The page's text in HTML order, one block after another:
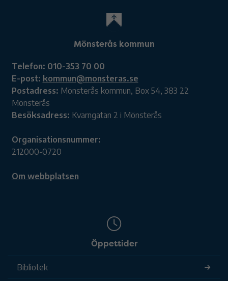
Mönsterås kommun
Telefon: 010-353 70 00
E-post: kommun@monsteras.se
Postadress: Mönsterås kommun, Box 54, 383 22
Mönsterås
Besöksadress: Kvarngatan 2 i Mönsterås
Organisationsnummer:
212000-0720
Om webbplatsen
Öppettider
Bibliotek